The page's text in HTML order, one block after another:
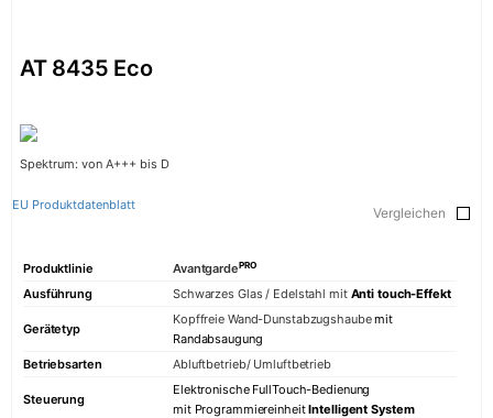
AT 8435 Eco
Spektrum: von A+++ bis D
EU Produktdatenblatt Vergleichen
Produktlinie AvantgardePRO
Ausführung Schwarzes Glas / Edelstahl mitAnti touch-Effekt
Gerätetyp
Kopffreie Wand-Dunstabzugshaubemit
Randabsaugung
Betriebsarten
Abluftbetrieb/ Umluftbetrieb
Steuerung
Elektronische FullTouch-Bedienung
mit ProgrammiereinheitIntelligent System